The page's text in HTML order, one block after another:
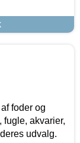
foder og
fugle, akvarier,
udvalg.